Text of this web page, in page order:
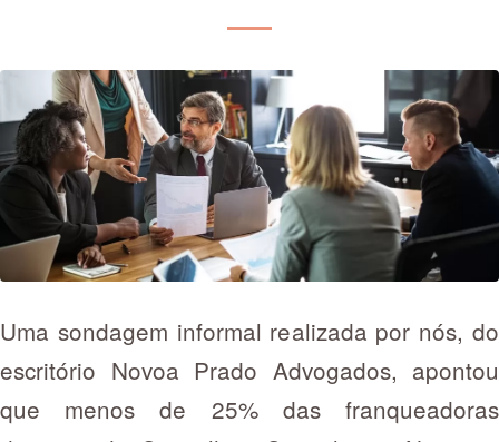
Uma sondagem informal realizada por nós, do
escritório Novoa Prado Advogados, apontou
que menos de 25% das franqueadoras